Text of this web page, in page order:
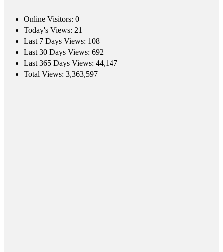
Online Visitors: 0
Today's Views: 21
Last 7 Days Views: 108
Last 30 Days Views: 692
Last 365 Days Views: 44,147
Total Views: 3,363,597